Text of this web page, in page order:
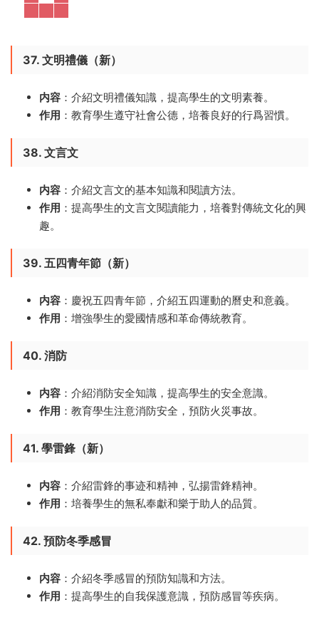
37. 文明禮儀（新）
内容 ：介紹文明禮儀知識，提高學生的文明素養。
作用 ：教育學生遵守社會公德，培養良好的行爲習慣。
38. 文言文
内容 ：介紹文言文的基本知識和閱讀方法。
作用 ：提高學生的文言文閱讀能力，培養對傳統文化的興
趣。
39. 五四青年節（新）
内容 ：慶祝五四青年節，介紹五四運動的曆史和意義。
作用 ：增強學生的愛國情感和革命傳統教育。
40. 消防
内容 ：介紹消防安全知識，提高學生的安全意識。
作用 ：教育學生注意消防安全，預防火災事故。
41. 學雷鋒（新）
内容 ：介紹雷鋒的事迹和精神，弘揚雷鋒精神。
作用 ：培養學生的無私奉獻和樂于助人的品質。
42. 預防冬季感冒
内容 ：介紹冬季感冒的預防知識和方法。
作用 ：提高學生的自我保護意識，預防感冒等疾病。